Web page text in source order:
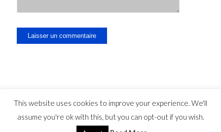
Divulgation juridique - Contact - Responsabilité --Déclaration
de confidentialité© Copyright - travelguide.barcelona 2014 -
This website uses cookies to improve your experience. We'll
assume you're ok with this, but you can opt-out if you wish.